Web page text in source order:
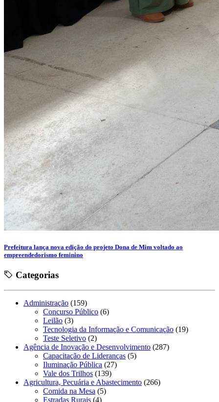
Prefeitura lança nova edição do projeto Dona de Mim voltado ao
empreendedorismo feminino
Categorias
Administração (159)
Concurso Público (6)
Leilão (3)
Tecnologia da Informação e Comunicação (19)
Teste Seletivo (2)
Agência de Inovação e Desenvolvimento (287)
Capacitação de Lideranças (5)
Iluminação Pública (27)
Vale dos Trilhos (139)
Agricultura, Pecuária e Abastecimento (266)
Comida na Mesa (5)
Estradas Rurais (4)